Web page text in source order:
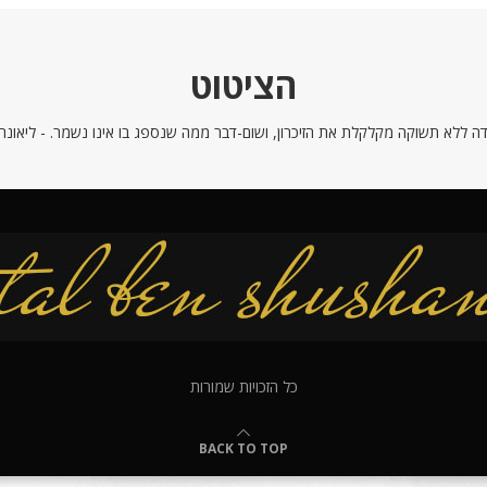
הציטוט
ללא תשוקה מקלקלת את הזיכרון, ושום-דבר ממה שנספג בו אינו נשמר. -
כל הזכויות שמורות
BACK TO TOP